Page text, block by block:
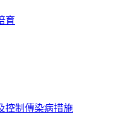
育
控制傳染病措施